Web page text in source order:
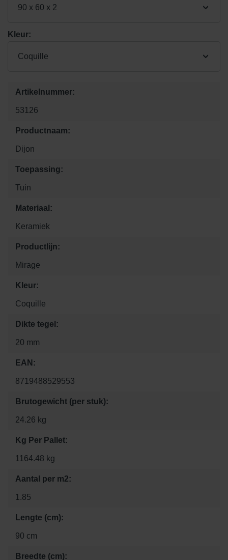
90 x 60 x 2
Kleur:
Coquille
Artikelnummer:
53126
Productnaam:
Dijon
Toepassing:
Tuin
Materiaal:
Keramiek
Productlijn:
Mirage
Kleur:
Coquille
Dikte tegel:
20 mm
EAN:
8719488529553
Brutogewicht (per stuk):
24.26 kg
Kg Per Pallet:
1164.48 kg
Aantal per m2:
1.85
Lengte (cm):
90 cm
Breedte (cm):